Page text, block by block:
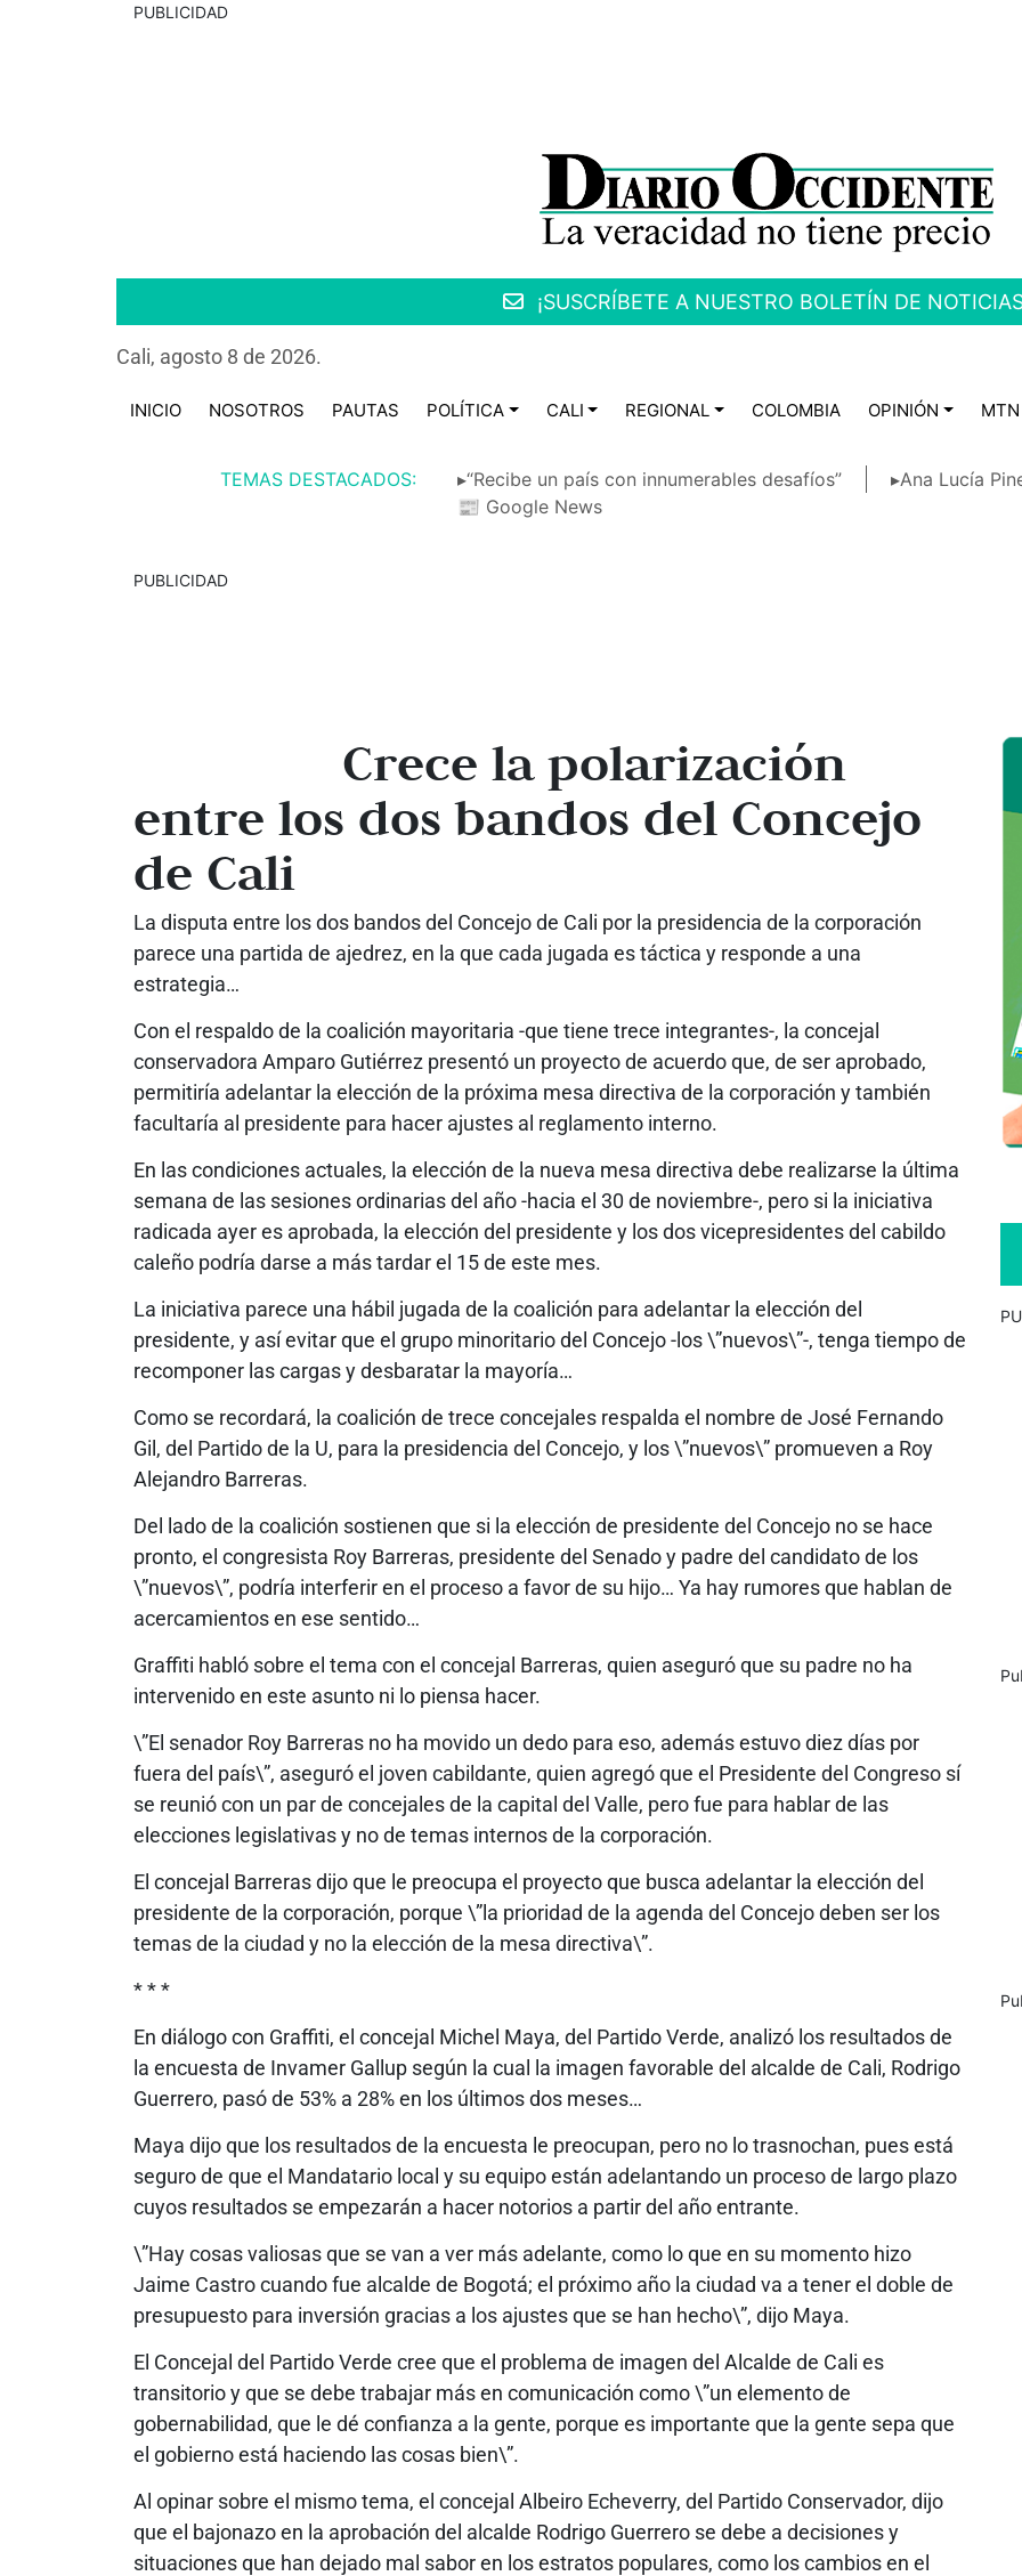
PUBLICIDAD
¡SUSCRÍBETE A NUESTRO BOLETÍN DE
Cali, agosto 8 de 2026.
INICIO NOSOTROS PAUTAS POLÍTICA CALI REGIONAL COLOMBIA OPINIÓN MTN
TEMAS DESTACADOS: ▸“Recibe un país con innumerables desafíos”
▸Ana Lucía
📰 Google News
PUBLICIDAD
Crece la polarización
entre los dos bandos del Concejo
de Cali
La disputa entre los dos bandos del Concejo de Cali por la presidencia de la corporación
parece una partida de ajedrez, en la que cada jugada es táctica y responde a una
estrategia…
Con el respaldo de la coalición mayoritaria -que tiene trece integrantes-, la concejal
conservadora Amparo Gutiérrez presentó un proyecto de acuerdo que, de ser aprobado,
permitiría adelantar la elección de la próxima mesa directiva de la corporación y también
facultaría al presidente para hacer ajustes al reglamento interno.
En las condiciones actuales, la elección de la nueva mesa directiva debe realizarse la última
semana de las sesiones ordinarias del año -hacia el 30 de noviembre-, pero si la iniciativa
radicada ayer es aprobada, la elección del presidente y los dos vicepresidentes del cabildo
caleño podría darse a más tardar el 15 de este mes.
La iniciativa parece una hábil jugada de la coalición para adelantar la elección del
presidente, y así evitar que el grupo minoritario del Concejo -los \”nuevos\”-, tenga tiempo de
recomponer las cargas y desbaratar la mayoría…
Como se recordará, la coalición de trece concejales respalda el nombre de José Fernando
Gil, del Partido de la U, para la presidencia del Concejo, y los \”nuevos\” promueven a Roy
Alejandro Barreras.
Del lado de la coalición sostienen que si la elección de presidente del Concejo no se hace
pronto, el congresista Roy Barreras, presidente del Senado y padre del candidato de los
\”nuevos\”, podría interferir en el proceso a favor de su hijo… Ya hay rumores que hablan de
acercamientos en ese sentido…
Graffiti habló sobre el tema con el concejal Barreras, quien aseguró que su padre no ha
intervenido en este asunto ni lo piensa hacer.
\”El senador Roy Barreras no ha movido un dedo para eso, además estuvo diez días por
fuera del país\”, aseguró el joven cabildante, quien agregó que el Presidente del Congreso sí
se reunió con un par de concejales de la capital del Valle, pero fue para hablar de las
elecciones legislativas y no de temas internos de la corporación.
El concejal Barreras dijo que le preocupa el proyecto que busca adelantar la elección del
presidente de la corporación, porque \”la prioridad de la agenda del Concejo deben ser los
temas de la ciudad y no la elección de la mesa directiva\”.
* * *
En diálogo con Graffiti, el concejal Michel Maya, del Partido Verde, analizó los resultados de
la encuesta de Invamer Gallup según la cual la imagen favorable del alcalde de Cali, Rodrigo
Guerrero, pasó de 53% a 28% en los últimos dos meses…
Maya dijo que los resultados de la encuesta le preocupan, pero no lo trasnochan, pues está
seguro de que el Mandatario local y su equipo están adelantando un proceso de largo plazo
cuyos resultados se empezarán a hacer notorios a partir del año entrante.
\”Hay cosas valiosas que se van a ver más adelante, como lo que en su momento hizo
Jaime Castro cuando fue alcalde de Bogotá; el próximo año la ciudad va a tener el doble de
presupuesto para inversión gracias a los ajustes que se han hecho\”, dijo Maya.
El Concejal del Partido Verde cree que el problema de imagen del Alcalde de Cali es
transitorio y que se debe trabajar más en comunicación como \”un elemento de
gobernabilidad, que le dé confianza a la gente, porque es importante que la gente sepa que
el gobierno está haciendo las cosas bien\”.
Al opinar sobre el mismo tema, el concejal Albeiro Echeverry, del Partido Conservador, dijo
que el bajonazo en la aprobación del alcalde Rodrigo Guerrero se debe a decisiones y
situaciones que han dejado mal sabor en los estratos populares, como los cambios en el